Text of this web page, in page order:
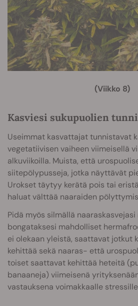
(Viikko 8)
Kasviesi sukupuolien
Useimmat kasvattajat tunnistavat
vegetatiivisen vaiheen viimeisellä
alkuviikoilla. Muista, että
siitepölypusseja, jotka näyttävät
Urokset täytyy kerätä pois tai
haluat välttää naaraiden
Pidä myös silmällä
bongataksesi mahdolliset
ei olekaan yleistä, saattavat jotkut
kehittää sekä naaras- että
toiset saattavat kehittää heteitä
banaaneja) viimeisenä
vastauksena voimakkaalle